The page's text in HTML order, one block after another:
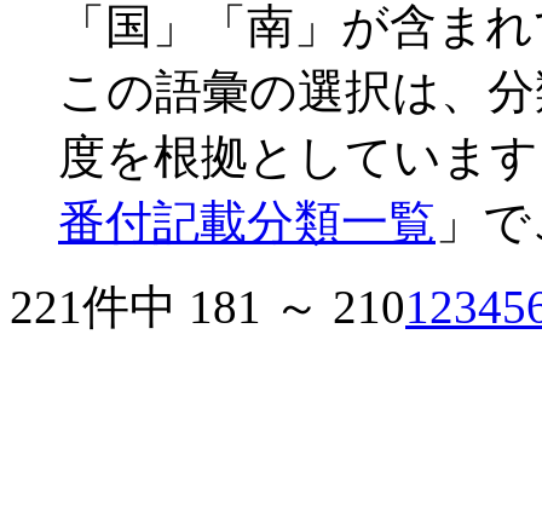
「国」「南」が含ま
この語彙の選択は、
度を根拠としていま
番付記載分類一覧 」
221件中 181 ～ 21012345